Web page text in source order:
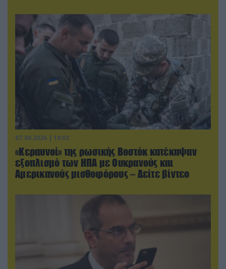
07.08.2026 | 18:02
«Κεραυνοί» της ρωσικής Βοστόκ κατέκαψαν
εξοπλισμό των ΗΠΑ με Ουκρανούς και
Αμερικανούς μισθοφόρους – Δείτε βίντεο